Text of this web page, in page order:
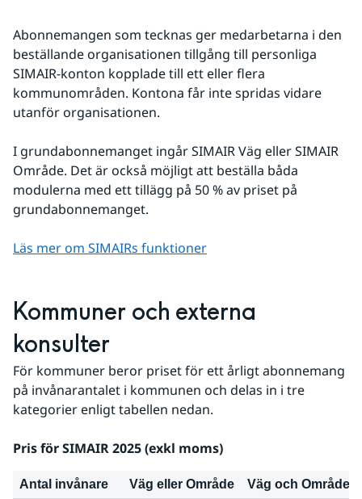
Abonnemangen som tecknas ger medarbetarna i den
beställande organisationen tillgång till personliga
SIMAIR-konton kopplade till ett eller flera
kommunområden. Kontona får inte spridas vidare
utanför organisationen.
I grundabonnemanget ingår SIMAIR Väg eller SIMAIR
Område. Det är också möjligt att beställa båda
modulerna med ett tillägg på 50 % av priset på
grundabonnemanget.
Läs mer om SIMAIRs funktioner
Kommuner och externa
konsulter
För kommuner beror priset för ett årligt abonnemang
på invånarantalet i kommunen och delas in i tre
kategorier enligt tabellen nedan.
Pris för SIMAIR 2025 (exkl moms)
Antal invånare Väg eller Område Väg och Område